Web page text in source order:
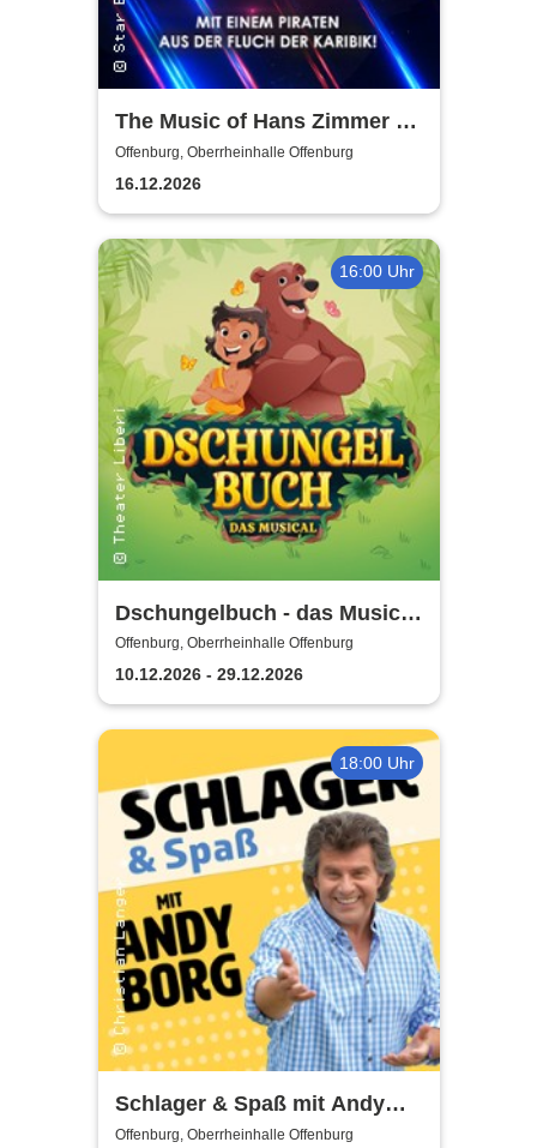
The Music of Hans Zimmer &
Others - A Celebration of Film
Music
Offenburg, Oberrheinhalle Offenburg
16.12.2026
16:00 Uhr
Dschungelbuch - das Musical
| Theater Liberi
Offenburg, Oberrheinhalle Offenburg
10.12.2026 - 29.12.2026
18:00 Uhr
Schlager & Spaß mit Andy
Borg und Gästen
Offenburg, Oberrheinhalle Offenburg